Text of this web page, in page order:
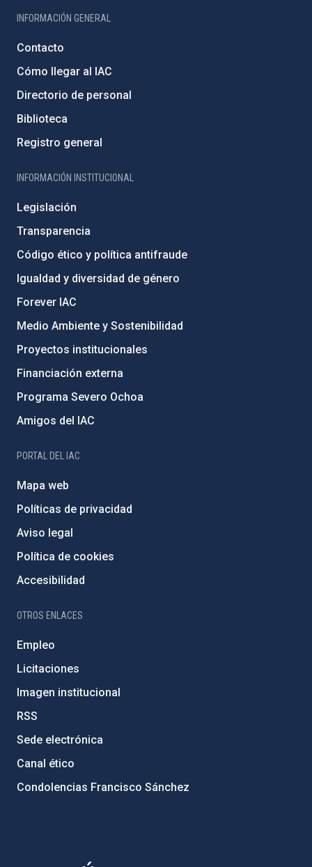
INFORMACIÓN GENERAL
Contacto
Cómo llegar al IAC
Directorio de personal
Biblioteca
Registro general
INFORMACIÓN INSTITUCIONAL
Legislación
Transparencia
Código ético y política antifraude
Igualdad y diversidad de género
Forever IAC
Medio Ambiente y Sostenibilidad
Proyectos institucionales
Financiación externa
Programa Severo Ochoa
Amigos del IAC
PORTAL DEL IAC
Mapa web
Políticas de privacidad
Aviso legal
Política de cookies
Accesibilidad
OTROS ENLACES
Empleo
Licitaciones
Imagen institucional
RSS
Sede electrónica
Canal ético
Condolencias Francisco Sánchez